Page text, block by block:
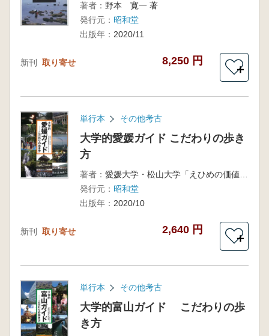
著者： 野本 寛一 著
発行元： 昭和堂
出版年： 2020/11
新刊 取り寄せ 8,250 円
＋
単行本 その他考古
大学的愛媛ガイド こだわりの歩き
方
著者：
発行元： 昭和堂
出版年： 2020/10
新刊 取り寄せ 2,640 円
＋
単行本 その他考古
大学的富山ガイド こだわりの歩
き方